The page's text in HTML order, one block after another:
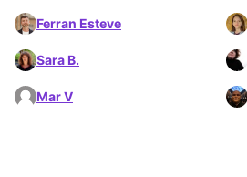
Ferran Esteve
Sara B.
Mar V